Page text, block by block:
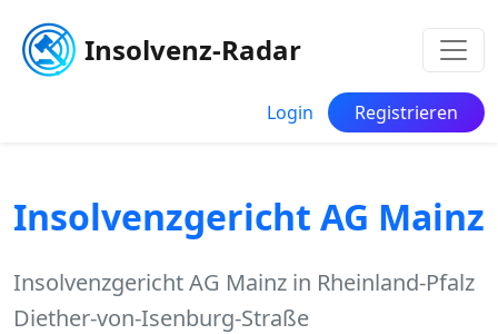
Insolvenz-Radar
Login Registrieren
Insolvenzgericht AG Mainz
Insolvenzgericht AG Mainz in Rheinland-Pfalz
Diether-von-Isenburg-Straße